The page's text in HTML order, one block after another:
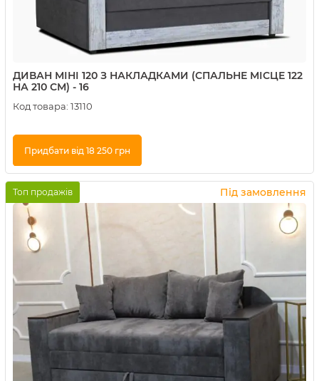
ДИВАН МІНІ 120 З НАКЛАДКАМИ (СПАЛЬНЕ МІСЦЕ 122
НА 210 СМ) - 16
Код товара: 13110
Придбати від 18 250 грн
Купити в 1 клік
Під замовлення
Топ продажів